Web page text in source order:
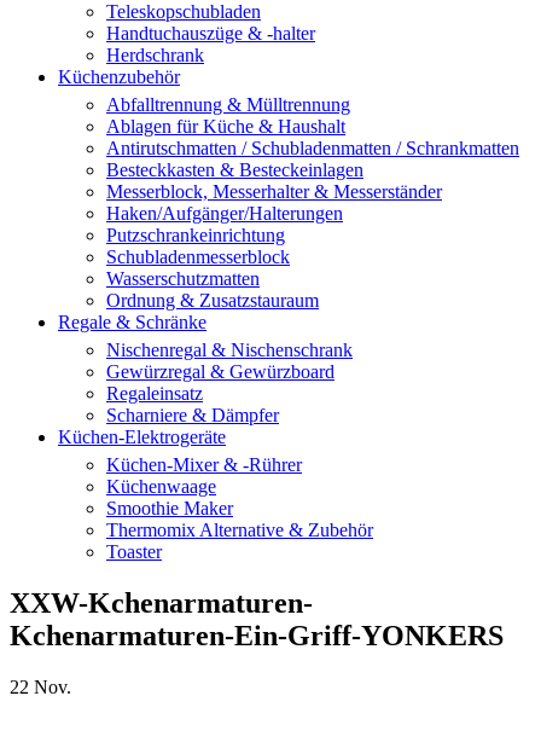
Teleskopschubladen
Handtuchauszüge & -halter
Herdschrank
Küchenzubehör
Abfalltrennung & Mülltrennung
Ablagen für Küche & Haushalt
Antirutschmatten / Schubladenmatten / Schrankmatten
Besteckkasten & Besteckeinlagen
Messerblock, Messerhalter & Messerständer
Haken/Aufgänger/Halterungen
Putzschrankeinrichtung
Schubladenmesserblock
Wasserschutzmatten
Ordnung & Zusatzstauraum
Regale & Schränke
Nischenregal & Nischenschrank
Gewürzregal & Gewürzboard
Regaleinsatz
Scharniere & Dämpfer
Küchen-Elektrogeräte
Küchen-Mixer & -Rührer
Küchenwaage
Smoothie Maker
Thermomix Alternative & Zubehör
Toaster
XXW-Kchenarmaturen-
Kchenarmaturen-Ein-Griff-YONKERS
22 Nov.